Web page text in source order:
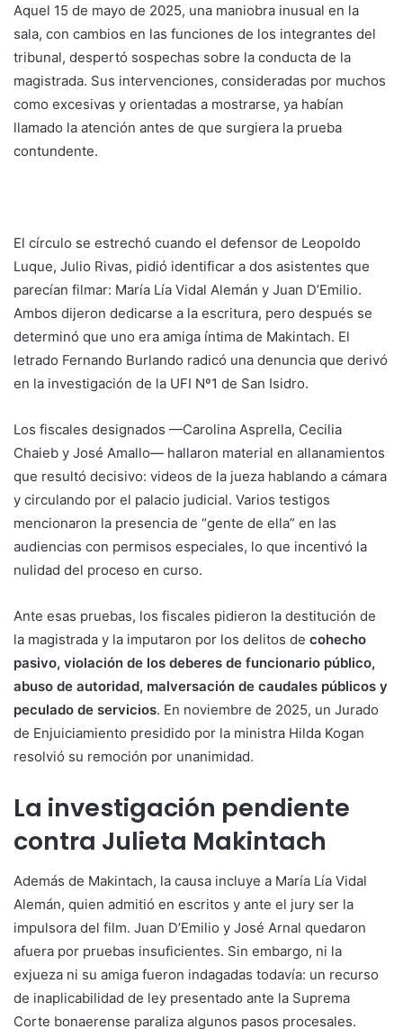
Aquel 15 de mayo de 2025, una maniobra inusual en la
sala, con cambios en las funciones de los integrantes del
tribunal, despertó sospechas sobre la conducta de la
magistrada. Sus intervenciones, consideradas por muchos
como excesivas y orientadas a mostrarse, ya habían
llamado la atención antes de que surgiera la prueba
contundente.
El círculo se estrechó cuando el defensor de Leopoldo
Luque, Julio Rivas, pidió identificar a dos asistentes que
parecían filmar: María Lía Vidal Alemán y Juan D’Emilio.
Ambos dijeron dedicarse a la escritura, pero después se
determinó que uno era amiga íntima de Makintach. El
letrado Fernando Burlando radicó una denuncia que derivó
en la investigación de la UFI Nº1 de San Isidro.
Los fiscales designados —Carolina Asprella, Cecilia
Chaieb y José Amallo— hallaron material en allanamientos
que resultó decisivo: videos de la jueza hablando a cámara
y circulando por el palacio judicial. Varios testigos
mencionaron la presencia de “gente de ella” en las
audiencias con permisos especiales, lo que incentivó la
nulidad del proceso en curso.
Ante esas pruebas, los fiscales pidieron la destitución de
la magistrada y la imputaron por los delitos de cohecho
pasivo, violación de los deberes de funcionario público,
abuso de autoridad, malversación de caudales públicos y
peculado de servicios. En noviembre de 2025, un Jurado
de Enjuiciamiento presidido por la ministra Hilda Kogan
resolvió su remoción por unanimidad.
La investigación pendiente
contra Julieta Makintach
Además de Makintach, la causa incluye a María Lía Vidal
Alemán, quien admitió en escritos y ante el jury ser la
impulsora del film. Juan D’Emilio y José Arnal quedaron
afuera por pruebas insuficientes. Sin embargo, ni la
exjueza ni su amiga fueron indagadas todavía: un recurso
de inaplicabilidad de ley presentado ante la Suprema
Corte bonaerense paraliza algunos pasos procesales.